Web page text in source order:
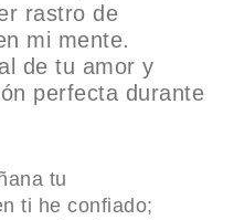
rastro de
mi mente.
de tu amor y
perfecta durante
tu
ti he confiado;